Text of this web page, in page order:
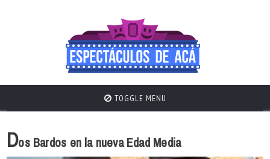
TOGGLE MENU
Dos Bardos en la nueva Edad Media